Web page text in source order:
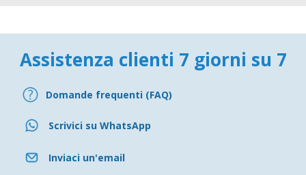
Assistenza clienti 7 giorni su 7
Domande frequenti (FAQ)
Scrivici su WhatsApp
Inviaci un'email